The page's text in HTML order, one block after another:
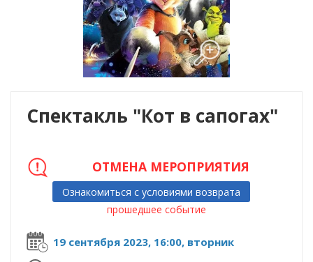
Спектакль "Кот в сапогах"
19 сентября 2023, 16:00, вторник
ОТМЕНА МЕРОПРИЯТИЯ
Ознакомиться с условиями возврата
прошедшее событие